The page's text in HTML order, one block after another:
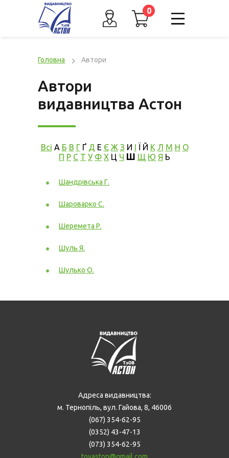
0
Головна Автори
Автори
видавництва Астон
Всі А Б В Г Ґ Д Е Є Ж З И І Ї Й К Л М Н О
П Р С Т У Ф Х Ц Ч Ш Щ Ю Я Ь
Шандрівська Г.
Шароварко С.
Шеремета Р.
Шуль Я.
Шулько О.
Адреса видавництва:
м. Тернопіль, вул. Гайова, 8, 46006
(067) 354-62-95
(0352) 43-47-13
(073) 354-62-95